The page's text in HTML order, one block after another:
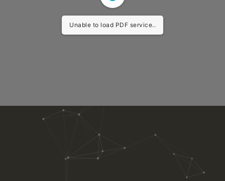
Unable to load PDF service..